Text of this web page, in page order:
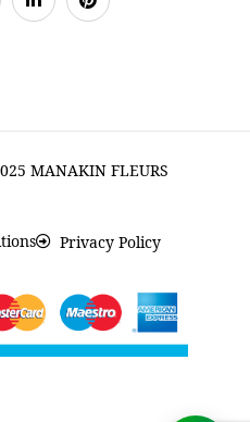
MANAKIN FLEURS
Privacy Policy